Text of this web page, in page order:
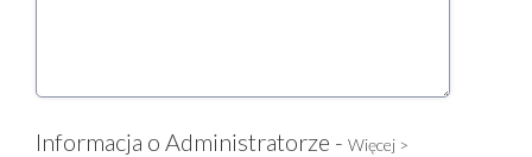
Informacja o Administratorze - Więcej >